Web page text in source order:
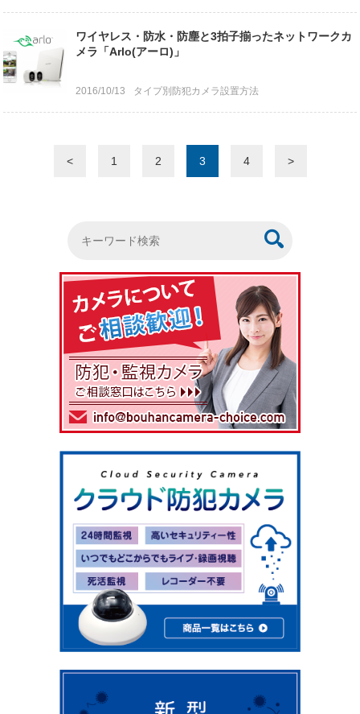
ワイヤレス・防水・防塵と3拍子揃ったネットワークカ
メラ「Arlo(アーロ)」
2016/10/13 タイプ別防犯カメラ設置方法
< 1 2 3 4 >